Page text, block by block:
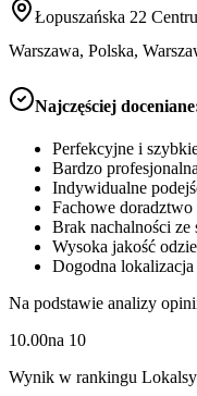
Łopuszańska 22
Warszawa, Polska,
Najczęściej
Perfekcyjne i
Bardzo
Indywidualne
Fachowe
Brak nachalności ze
Wysoka jakość
Dogodna lokalizacja
Na podstawie analizy
10.00na 10
Wynik w rankingu Lokalsy